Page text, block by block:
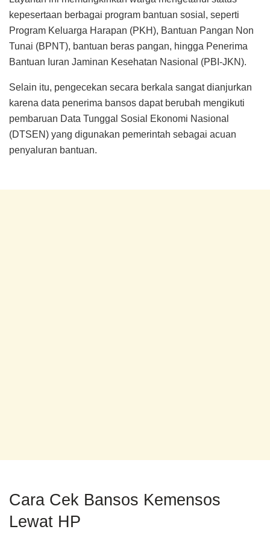
kepesertaan berbagai program bantuan sosial, seperti
Program Keluarga Harapan (PKH), Bantuan Pangan Non
Tunai (BPNT), bantuan beras pangan, hingga Penerima
Bantuan Iuran Jaminan Kesehatan Nasional (PBI-JKN).
Selain itu, pengecekan secara berkala sangat dianjurkan
karena data penerima bansos dapat berubah mengikuti
pembaruan Data Tunggal Sosial Ekonomi Nasional
(DTSEN) yang digunakan pemerintah sebagai acuan
penyaluran bantuan.
Cara Cek Bansos Kemensos
Lewat HP